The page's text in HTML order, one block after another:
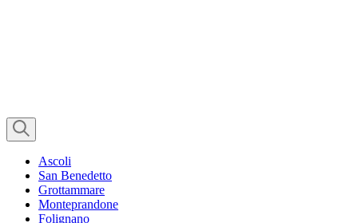
Ascoli
San Benedetto
Grottammare
Monteprandone
Folignano